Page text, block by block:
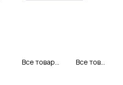
Все товары Село Зеленое Все товары категории